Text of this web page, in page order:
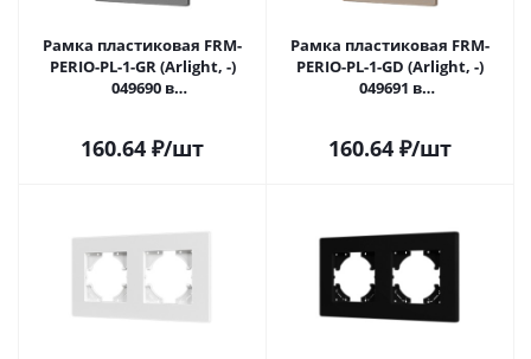
Рамка пластиковая FRM-
PERIO-PL-1-GR (Arlight, -)
049690 в
160.64 ₽/шт
Рамка пластиковая FRM-
PERIO-PL-1-GD (Arlight, -)
049691 в
160.64 ₽/шт